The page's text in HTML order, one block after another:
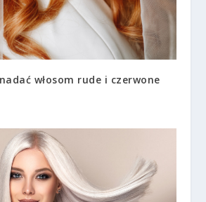
włosom rude i czerwone